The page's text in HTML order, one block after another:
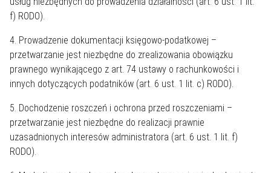
f) RODO).
4. Prowadzenie dokumentacji księgowo-podatkowej –
przetwarzanie jest niezbędne do zrealizowania obowiązku
prawnego wynikającego z art. 74 ustawy o rachunkowości i
innych dotyczących podatników (art. 6 ust. 1 lit. c) RODO).
5. Dochodzenie roszczeń i ochrona przed roszczeniami –
przetwarzanie jest niezbędne do realizacji prawnie
uzasadnionych interesów administratora (art. 6 ust. 1 lit. f)
RODO).